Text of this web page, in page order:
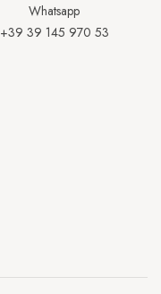
Whatsapp
+39 39 145 970 53